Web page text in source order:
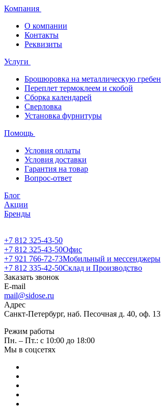
Компания
О компании
Контакты
Реквизиты
Услуги
Брошюровка на металлическую
Переплет термоклеем и скобой
Сборка календарей
Сверловка
Установка фурнитуры
Помощь
Условия оплаты
Условия доставки
Гарантия на товар
Вопрос-ответ
Блог
Акции
Бренды
+7 812 325-43-50
+7 812 325-43-50Офис
+7 921 766-72-73Мобильный и мессенджеры
+7 812 335-42-50Склад и Производство
Заказать звонок
E-mail
mail@sidose.ru
Адрес
Санкт-Петербург, наб. Песочная д. 40, оф.
Режим работы
Пн. – Пт.: с 10:00 до 18:00
Мы в соцсетях